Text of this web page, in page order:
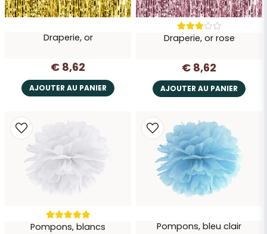
Draperie, or
€ 8,62
AJOUTER AU PANIER
Draperie, or rose
€ 8,62
AJOUTER AU PANIER
Pompons, blancs Pompons, bleu clair